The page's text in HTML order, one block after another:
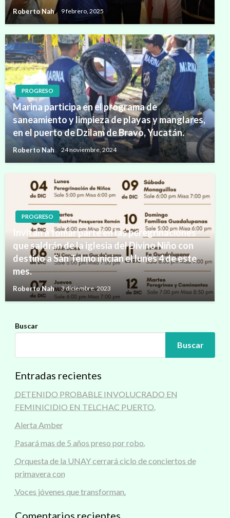
Roberto Nah 9 febrero, 2025
PROGRESO
Marina participa en el programa de
saneamiento y limpieza de playas y manglares,
en el puerto de Dzilam de Bravo, Yucatán.
Roberto Nah 24 noviembre, 2024
PROGRESO
Invitan a tomar parte en las peregrinaciones
que saldrán de la iglesia del Divino Niño con
destino a San Telmo inician el lunes 4 de este
mes.
Roberto Nah 3 diciembre, 2023
Buscar
Buscar
Entradas recientes
DETENIDO PROBABLE INVOLUCRADO EN
FEMINICIDIO EN TELCHAC PUERTO.
Alerta Amber
Pasará mas de 5 años preso por robo.
Orquesta de la UNAY cerrará ciclo de conciertos de
primavera con
Voces jóvenes que transforman.
Comentarios recientes